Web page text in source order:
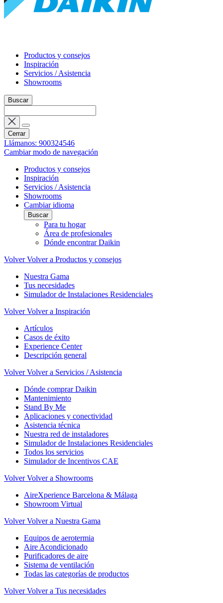
Productos y consejos
Inspiración
Servicios / Asistencia
Showrooms
Buscar
Cerrar
Llámanos: 900324546
Cambiar modo de navegación
Productos y consejos
Inspiración
Servicios / Asistencia
Showrooms
Cambiar idioma
Buscar
Para tu hogar
Área de profesionales
Dónde encontrar Daikin
Volver Volver a Productos y consejos
Nuestra Gama
Tus necesidades
Simulador de Instalaciones Residenciales
Volver Volver a Inspiración
Artículos
Casos de éxito
Experience Center
Descripción general
Volver Volver a Servicios / Asistencia
Dónde comprar Daikin
Mantenimiento
Stand By Me
Aplicaciones y conectividad
Asistencia técnica
Nuestra red de instaladores
Simulador de Instalaciones Residenciales
Todos los servicios
Simulador de Incentivos CAE
Volver Volver a Showrooms
AireXperience Barcelona & Málaga
Showroom Virtual
Volver Volver a Nuestra Gama
Equipos de aerotermia
Aire Acondicionado
Purificadores de aire
Sistema de ventilación
Todas las categorías de productos
Volver Volver a Tus necesidades